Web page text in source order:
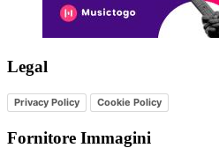
Legal
Privacy Policy Cookie Policy
Fornitore Immagini